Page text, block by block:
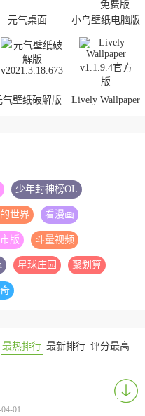
元气桌面 小鸟壁纸电脑版
气壁纸破解版 Lively Wallpaper
少年封神榜OL
世界 看漫画
版 斗量视频
星球庄园 聚划算
最热排行 最新排行 评分最高
01